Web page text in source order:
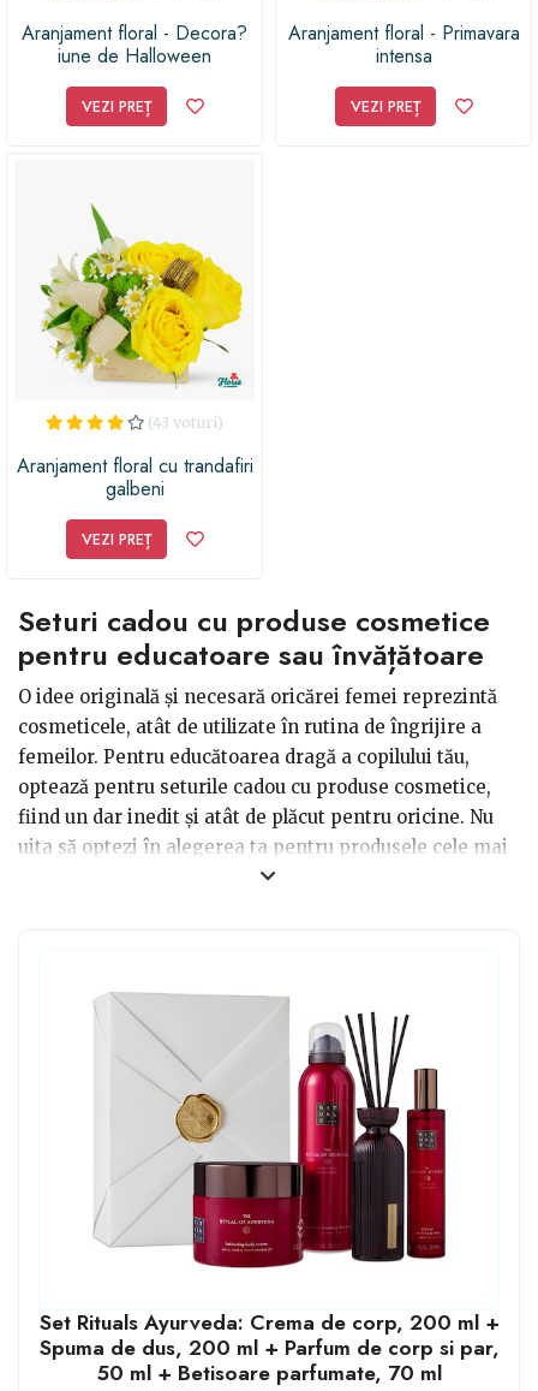
Aranjament floral - Decora?
iune de Halloween
VEZI PREȚ
Aranjament floral - Primavara
intensa
VEZI PREȚ
(43 voturi)
Aranjament floral cu trandafiri
galbeni
VEZI PREȚ
Seturi cadou cu produse cosmetice
pentru educatoare sau învățătoare
O idee originală și necesară oricărei femei reprezintă
cosmeticele, atât de utilizate în rutina de îngrijire a
femeilor. Pentru educătoarea dragă a copilului tău,
optează pentru seturile cadou cu produse cosmetice,
fiind un dar inedit și atât de plăcut pentru oricine. Nu
uita să optezi în alegerea ta pentru produsele cele mai
neutre și potrivite oricărui tip de ten sau tip de piele. În
produsele pentru machiaj: mascara, rujuri, iluminator.
Set Rituals Ayurveda: Crema de corp, 200 ml +
Spuma de dus, 200 ml + Parfum de corp si par,
50 ml + Betisoare parfumate, 70 ml